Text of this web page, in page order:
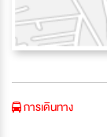
การเดินทาง